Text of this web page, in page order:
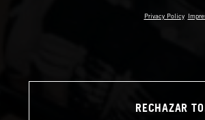
Privacy Policy
RECHAZAR